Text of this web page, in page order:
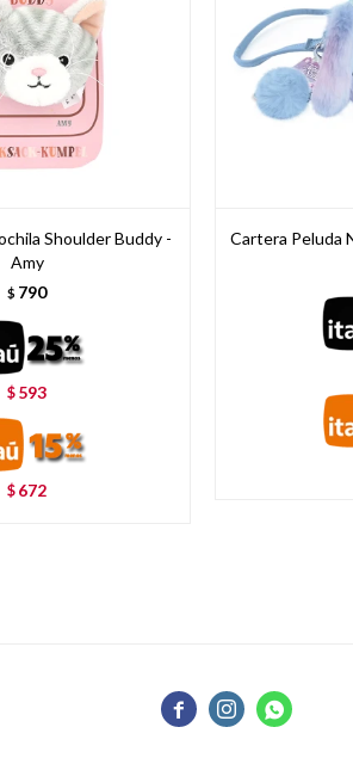
Shoulder Buddy -
Amy
$ 790
$ 593
$ 672
Cartera Peluda
  